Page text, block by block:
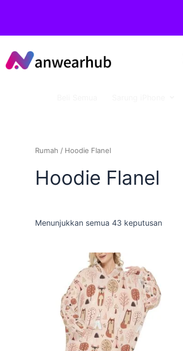
Rumah / Hoodie Flanel
Hoodie Flanel
Menunjukkan semua 43 keputusan